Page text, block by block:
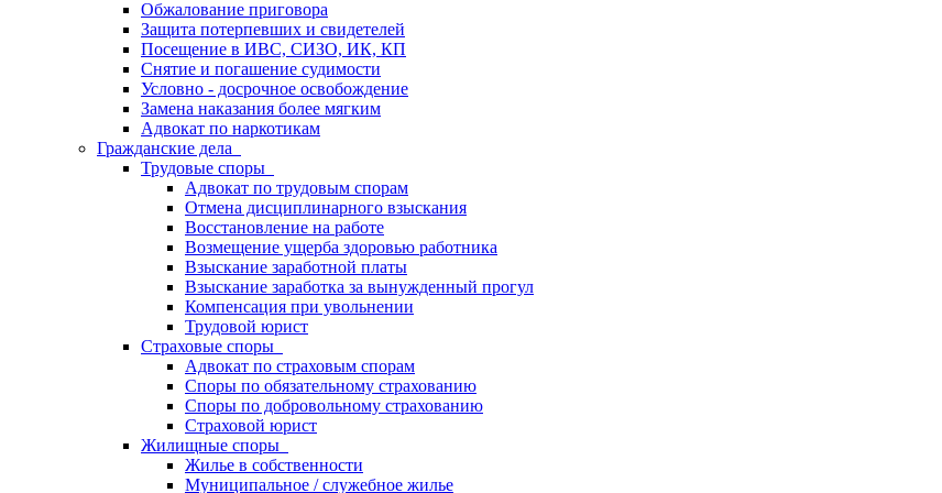
Обжалование приговора
Защита потерпевших и свидетелей
Посещение в ИВС, СИЗО, ИК, КП
Снятие и погашение судимости
Условно - досрочное освобождение
Замена наказания более мягким
Адвокат по наркотикам
Гражданские дела
Трудовые споры
Адвокат по трудовым спорам
Отмена дисциплинарного взыскания
Восстановление на работе
Возмещение ущерба здоровью работника
Взыскание заработной платы
Взыскание заработка за вынужденный прогул
Компенсация при увольнении
Трудовой юрист
Страховые споры
Адвокат по страховым спорам
Споры по обязательному страхованию
Споры по добровольному страхованию
Страховой юрист
Жилищные споры
Жилье в собственности
Муниципальное / служебное жилье